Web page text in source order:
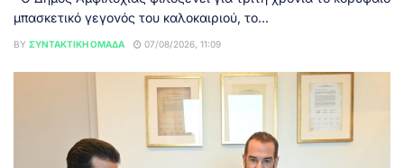
μπασκετικό γεγονός του καλοκαιριού, το...
BY ΣΥΝΤΑΚΤΙΚΉ ΟΜΆΔΑ 07/08/2026, 11:09